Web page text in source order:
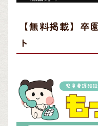
【無料掲載】
ト